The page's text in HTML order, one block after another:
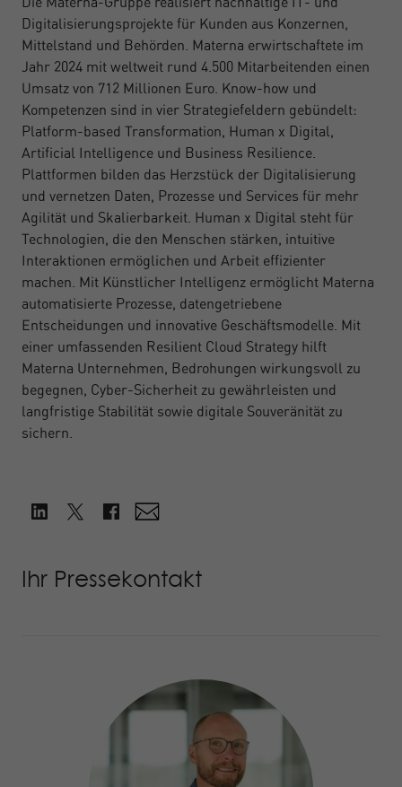
Digitalisierungsprojekte für Kunden aus Konzernen,
Mittelstand und Behörden. Materna erwirtschaftete im
Jahr 2024 mit weltweit rund 4.500 Mitarbeitenden einen
Umsatz von 712 Millionen Euro. Know-how und
Kompetenzen sind in vier Strategiefeldern gebündelt:
Platform-based Transformation, Human x Digital,
Artificial Intelligence und Business Resilience.
Plattformen bilden das Herzstück der Digitalisierung
und vernetzen Daten, Prozesse und Services für mehr
Agilität und Skalierbarkeit. Human x Digital steht für
Technologien, die den Menschen stärken, intuitive
Interaktionen ermöglichen und Arbeit effizienter
machen. Mit Künstlicher Intelligenz ermöglicht Materna
automatisierte Prozesse, datengetriebene
Entscheidungen und innovative Geschäftsmodelle. Mit
einer umfassenden Resilient Cloud Strategy hilft
Materna Unternehmen, Bedrohungen wirkungsvoll zu
begegnen, Cyber-Sicherheit zu gewährleisten und
langfristige Stabilität sowie digitale Souveränität zu
sichern.
Ihr Pressekontakt